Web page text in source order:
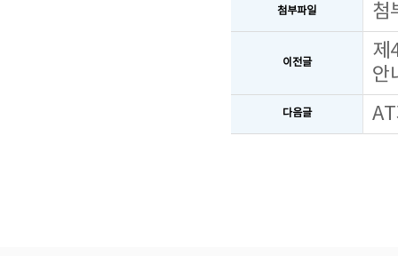
첨부파일 첨
이전글
제
안
다음글